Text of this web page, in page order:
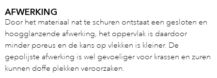
AFWERKING
Door het materiaal nat te schuren ontstaat een gesloten en
hoogglanzende afwerking, het oppervlak is daardoor
minder poreus en de kans op vlekken is kleiner. De
gepolijste afwerking is wel gevoeliger voor krassen en zuren
kunnen doffe plekken veroorzaken.